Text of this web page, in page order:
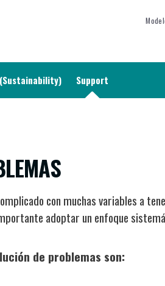
to
Support
con muchas variables a
adoptar un enfoque
de problemas son: